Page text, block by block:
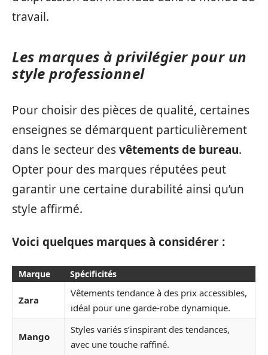
travail.
Les marques à privilégier pour un
style professionnel
Pour choisir des pièces de qualité, certaines
enseignes se démarquent particulièrement
dans le secteur desvêtements de bureau.
Opter pour des marques réputées peut
garantir une certaine durabilité ainsi qu’un
style affirmé.
Voici quelques marques à considérer :
Marque Spécificités
Zara
Vêtements tendance à des prix accessibles,
idéal pour une garde-robe dynamique.
Mango
Styles variés s’inspirant des tendances,
avec une touche raffiné.